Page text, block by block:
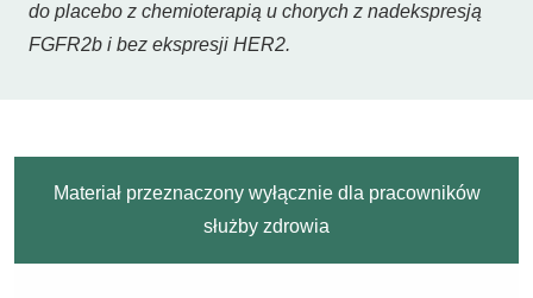
do placebo z chemioterapią u chorych z nadekspresją
FGFR2b i bez ekspresji HER2.
Materiał przeznaczony wyłącznie dla pracowników
służby zdrowia